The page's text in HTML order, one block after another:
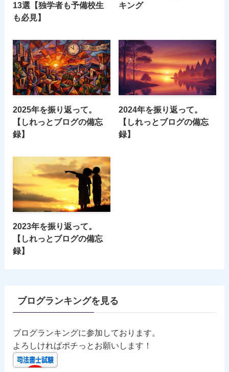
13選【独学者も予備校生
も必見】
キング
2025年を振り返って。
【しれっとブログの備忘
録】
2024年を振り返って。
【しれっとブログの備忘
録】
2023年を振り返って。
【しれっとブログの備忘
録】
ブログランキングを見る
ブログランキングに参加しております。
よろしければポチっとお願いします！